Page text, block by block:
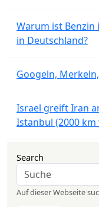
Warum ist Benzin
in Deutschland?
Googeln,
Israel greift Iran
Istanbul (2000 km
Search
Auf dieser Webseite